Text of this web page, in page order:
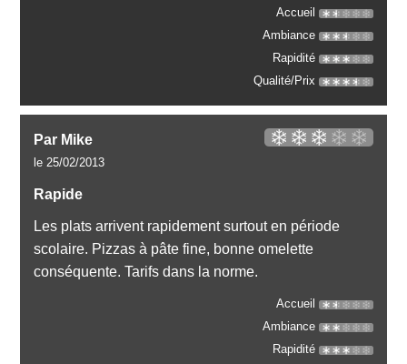
Accueil
Ambiance
Rapidité
Qualité/Prix
Par Mike
le 25/02/2013
Rapide
Les plats arrivent rapidement surtout en période
scolaire. Pizzas à pâte fine, bonne omelette
conséquente. Tarifs dans la norme.
Accueil
Ambiance
Rapidité